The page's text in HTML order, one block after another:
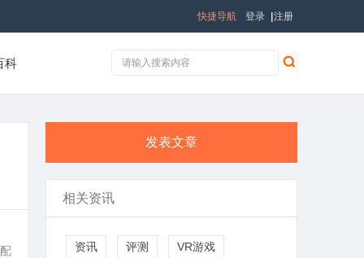
登录 注册
快捷导航
科
发表文章
相关资讯
资讯 评测 VR游戏